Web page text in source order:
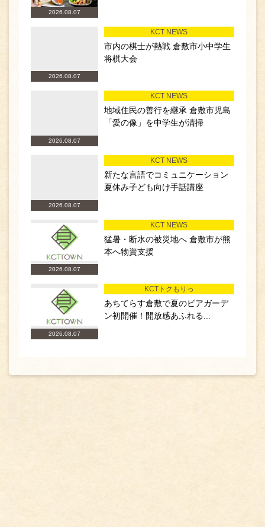
2026.08.07
2026.08.07
KCT NEWS
市内の棋士が熱戦 倉敷市小中学生
将棋大会
2026.08.07
KCT NEWS
地域住民の善行を継承 倉敷市児島
「愛の像」を中学生が清掃
2026.08.07
KCT NEWS
新たな言語でコミュニケーション
夏休み子ども向け手話講座
2026.08.07
KCT NEWS
猛暑・断水の被災地へ 倉敷市が熊
本へ物資支援
2026.08.07
KCTトクもりっ
あちてらす倉敷で夏のビアガーデ
ン初開催！開放感あふれる...